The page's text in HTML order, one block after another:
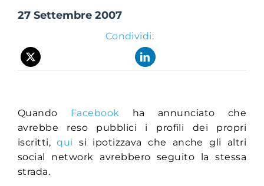
27 Settembre 2007
Condividi:
Quando Facebook ha annunciato che
avrebbe reso pubblici i profili dei propri
iscritti,qui
si ipotizzava che anche gli altri
social network avrebbero seguito la stessa
strada.